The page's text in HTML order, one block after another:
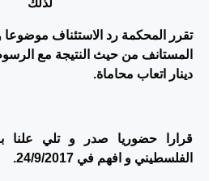
لذلك
تقرر المحكمة رد الاستئناف موضوعا
دينار اتعاب محاماة.
قرارا حضوريا صدر و تلي علنا
الفلسطيني و افهم في 24/9/2017.